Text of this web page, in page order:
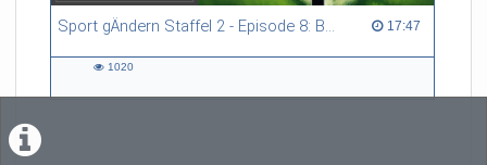
Sport gÄndern Staffel 2 - Episode 8: Balance im Spitzensport: Stressbewältigung und Wettkampfangst im Fokus 17:47
17:47 duration
1020